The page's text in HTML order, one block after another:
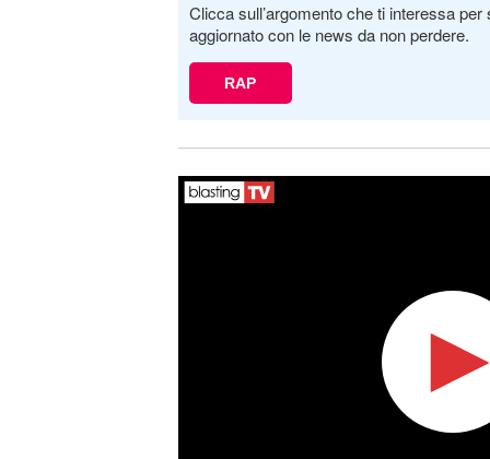
Clicca sull’argomento che ti interessa
aggiornato con le news da non perdere.
RAP